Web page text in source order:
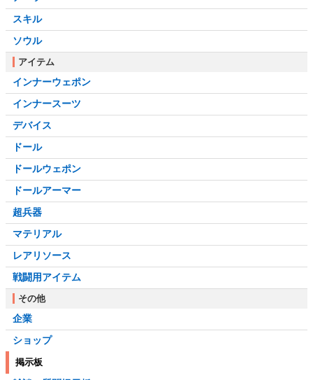
スキル
ソウル
アイテム
インナーウェポン
インナースーツ
デバイス
ドール
ドールウェポン
ドールアーマー
超兵器
マテリアル
レアリソース
戦闘用アイテム
その他
企業
ショップ
掲示板